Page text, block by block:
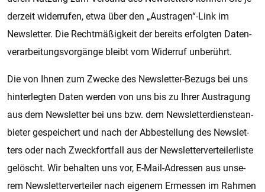
der­zeit wi­der­ru­fen, etwa über den „Aus­tra­gen“-Link im
Newslet­ter. Die Recht­mä­ßig­keit der be­reits er­folg­ten Da­ten­
ver­a­r­bei­tungs­vor­gän­ge bleibt vom Wi­der­ruf un­be­rührt.
Die von Ihnen zum Zwe­cke des Newslet­ter-Be­zugs bei uns
hin­ter­leg­ten Daten wer­den von uns bis zu Ihrer Aus­tra­gung
aus dem Newslet­ter bei uns bzw. dem Newslet­ter­diens­tean­
bie­ter ge­spei­chert und nach der Ab­be­stel­lung des Newslet­
ters oder nach Zweck­fort­fall aus der Newslet­ter­ver­tei­ler­lis­te
ge­löscht. Wir be­hal­ten uns vor, E-Mail-Adres­sen aus un­se­
rem Newslet­ter­ver­tei­ler nach ei­ge­nem Er­mes­sen im Rah­men